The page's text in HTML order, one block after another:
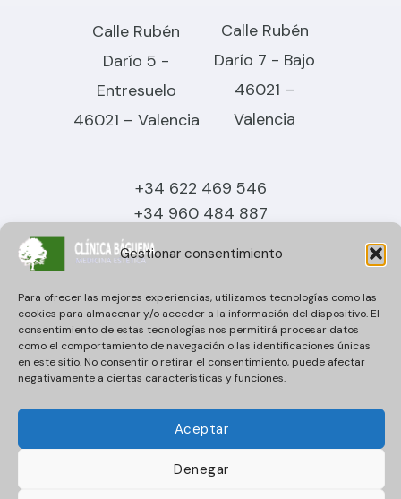
Gestionar consentimiento
Para ofrecer las mejores experiencias, utilizamos tecnologías como las
cookies para almacenar y/o acceder a la información del dispositivo. El
consentimiento de estas tecnologías nos permitirá procesar datos
como el comportamiento de navegación o las identificaciones únicas
en este sitio. No consentir o retirar el consentimiento, puede afectar
negativamente a ciertas características y funciones.
Aceptar
Denegar
Calle Rubén
Darío 5 -
Entresuelo
46021 – Valencia
Calle Rubén
Darío 7 - Bajo
46021 –
Valencia
+34 622 469 546
+34 960 484 887
info@clinicabaguena.com
Política de Privacidad